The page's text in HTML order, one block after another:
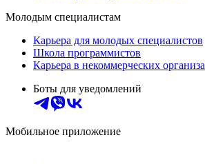
Молодым специалистам
Карьера для молодых специалистов
Школа программистов
Карьера в некоммерческих
Боты для уведомлений
Мобильное приложение